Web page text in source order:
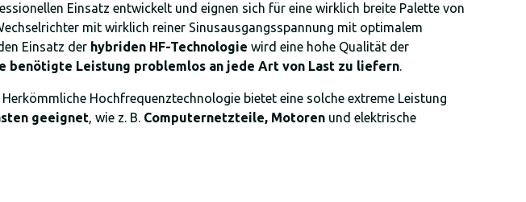
Einsatz entwickelt und eignen sich für eine wirklich breite Palette von
mit wirklich reiner Sinusausgangsspannung mit optimalem
Einsatz der hybriden HF-Technologie wird eine hohe Qualität der
benötigte Leistung problemlos an jede Art von Last zu liefern.
Hochfrequenztechnologie bietet eine solche extreme Leistung
geeignet, wie z. B. Computernetzteile, Motoren und elektrische